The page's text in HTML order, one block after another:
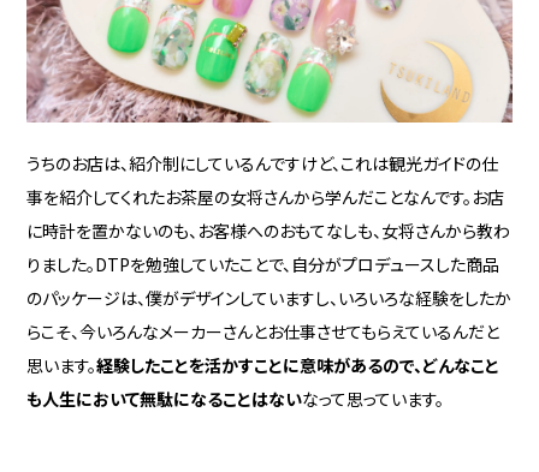
うちのお店は、紹介制にしているんですけど、これは観光ガイドの仕
事を紹介してくれたお茶屋の女将さんから学んだことなんです。お店
に時計を置かないのも、お客様へのおもてなしも、女将さんから教わ
りました。DTPを勉強していたことで、自分がプロデュースした商品
のパッケージは、僕がデザインしていますし、いろいろな経験をしたか
らこそ、今いろんなメーカーさんとお仕事させてもらえているんだと
思います。経験したことを活かすことに意味があるので、どんなこと
も人生において無駄になることはないなって思っています。